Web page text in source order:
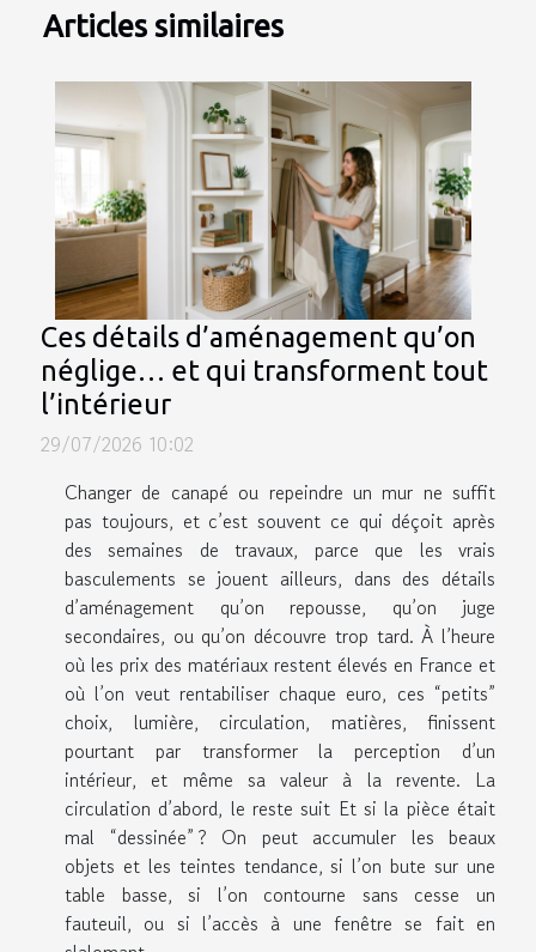
Articles similaires
Ces détails d’aménagement qu’on
néglige… et qui transforment tout
l’intérieur
29/07/2026 10:02
Changer de canapé ou repeindre un mur ne suffit
pas toujours, et c’est souvent ce qui déçoit après
des semaines de travaux, parce que les vrais
basculements se jouent ailleurs, dans des détails
d’aménagement qu’on repousse, qu’on juge
secondaires, ou qu’on découvre trop tard. À l’heure
où les prix des matériaux restent élevés en France et
où l’on veut rentabiliser chaque euro, ces “petits”
choix, lumière, circulation, matières, finissent
pourtant par transformer la perception d’un
intérieur, et même sa valeur à la revente. La
circulation d’abord, le reste suit Et si la pièce était
mal “dessinée” ? On peut accumuler les beaux
objets et les teintes tendance, si l’on bute sur une
table basse, si l’on contourne sans cesse un
fauteuil, ou si l’accès à une fenêtre se fait en